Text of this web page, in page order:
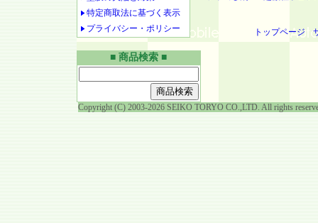
特定商取法に基づく表示
プライバシー・ポリシー
トップページ
■ 商品検索 ■
Copyright (C) 2003-2026 SEIKO TORYO CO.,LTD. All rights